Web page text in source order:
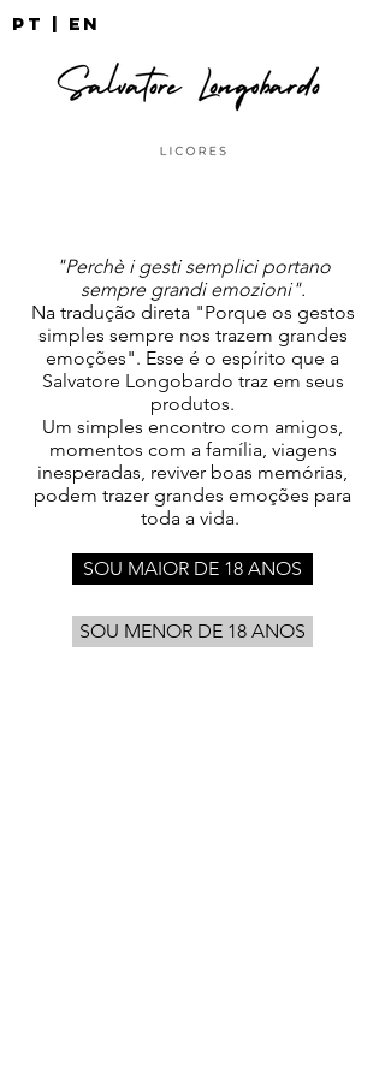
pt | EN
"Perchè i gesti semplici portano
sempre grandi emozioni".
Na tradução direta "Porque os gestos
simples sempre nos trazem grandes
emoções". Esse é o espírito que a
Salvatore Longobardo traz em seus
produtos.
Um simples encontro com amigos,
momentos com a família, viagens
inesperadas, reviver boas memórias,
podem trazer grandes emoções para
toda a vida.
SOU MAIOR DE 18 ANOS
SOU MENOR DE 18 ANOS